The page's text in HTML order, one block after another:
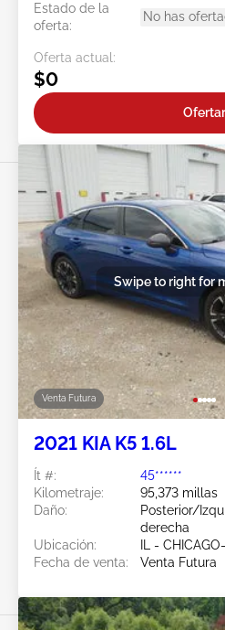
Estado de la
oferta:
No has
Oferta actual:
$0
Ofertar
Venta Futura
Swipe to right for
2021 KIA K5 1.6L
Ít #:
45******
Kilometraje:
95,373 millas
Daño:
Posterior/
derecha
Ubicación:
IL -
Fecha de venta:
Venta Futura